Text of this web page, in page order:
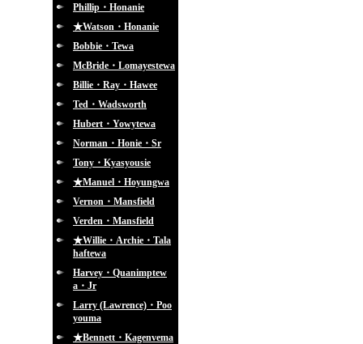
Phillip・Honanie
★Watson・Honanie
Bobbie・Tewa
McBride・Lomayestewa
Billie・Ray・Hawee
Ted・Wadsworth
Hubert・Yowytewa
Norman・Honie・Sr
Tony・Kyasyousie
★Manuel・Hoyungwa
Vernon・Mansfield
Verden・Mansfield
★Willie・Archie・Tala
haftewa
Harvey・Quanimptew
a・Jr
Larry (Lawrence)・Poo
youma
★Bennett・Kagenvema